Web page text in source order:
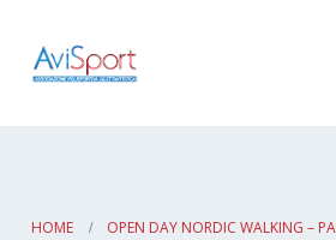
HOME
OPEN DAY NORDIC WALKING –